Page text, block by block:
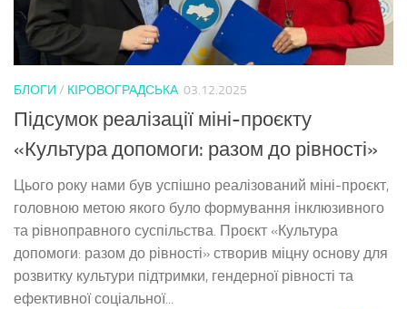
БЛОГИ / КІРОВОГРАДСЬКА 03.12.2025
Підсумок реалізації міні-проєкту
«Культура допомоги: разом до рівності»
Цього року нами був успішно реалізований міні-проєкт,
головною метою якого було формування інклюзивного
та рівноправного суспільства. Проєкт «Культура
допомоги: разом до рівності» створив міцну основу для
розвитку культури підтримки, гендерної рівності та
ефективної соціальної...